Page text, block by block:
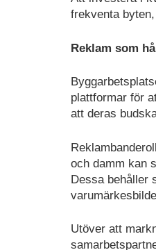
frekventa
Reklam som
plattformar för
att deras
och damm kan
Dessa behåller
Utöver att